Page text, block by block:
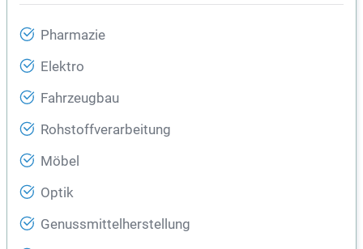
Pharmazie
Elektro
Fahrzeugbau
Rohstoffverarbeitung
Möbel
Optik
Genussmittelherstellung